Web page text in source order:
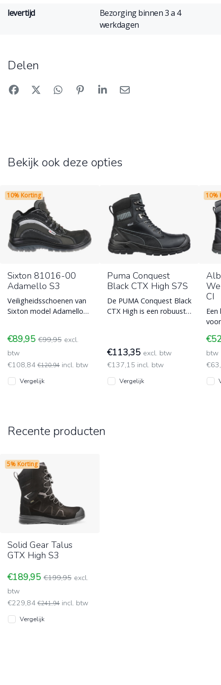
levertijd
Bezorging binnen 3 a 4
werkdagen
Delen
Bekijk ook deze opties
10% Korting
Sixton 81016-00
Adamello S3
Veiligheidsschoenen van
Sixton model Adamello
veiligheidsneus die
€89,95 €99,95 excl.
btw
€108,84 €120,94 incl. btw
Vergelijk
Puma Conquest
Black CTX High S7S
De PUMA Conquest Black
CTX High is een robuuste
€113,35 excl. btw
€137,15 incl. btw
Vergelijk
10%
CI
btw
Recente producten
5% Korting
Solid Gear Talus
GTX High S3
€189,95 €199,95 excl.
btw
€229,84 €241,94 incl. btw
Vergelijk